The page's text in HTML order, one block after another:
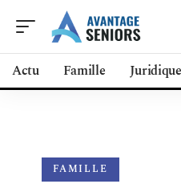
Actu Famille Juridique
FAMILLE